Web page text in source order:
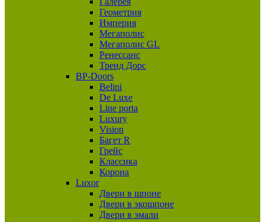
Геометрия
Империя
Мегаполис
Мегаполис GL
Ренессанс
Тренд Дорс
BP-Doors
Belini
De Luxe
Line porta
Luxury
Vision
Багет R
Грейс
Классика
Корона
Luxor
Двери в шпоне
Двери в экошпоне
Двери в эмали